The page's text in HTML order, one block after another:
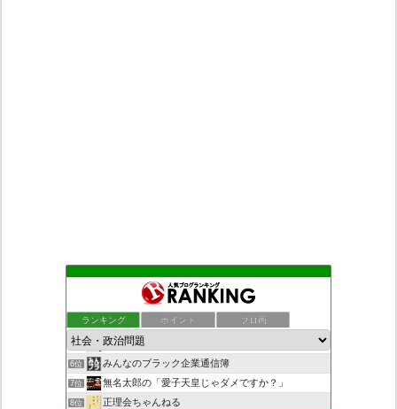
ランキング ポイント ブロ画
もえるあじあ
死神タカ位置サナエのオイルショックドクトリン憲法改悪計画！
ダリチョコ dalichoko
5位 恥を知れ、恥を
6位 みんなのブラック企業通信簿
7位 無名太郎の「愛子天皇じゃダメですか？」
8位 正理会ちゃんねる